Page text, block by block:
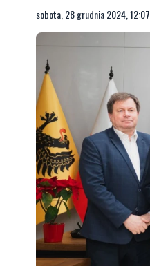
sobota, 28 grudnia 2024, 12:07